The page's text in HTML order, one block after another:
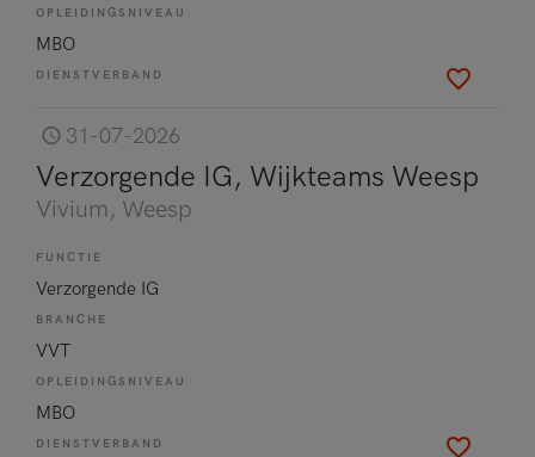
OPLEIDINGSNIVEAU
MBO
DIENSTVERBAND
31-07-2026
Verzorgende IG, Wijkteams Weesp
Vivium, Weesp
FUNCTIE
Verzorgende IG
BRANCHE
VVT
OPLEIDINGSNIVEAU
MBO
DIENSTVERBAND